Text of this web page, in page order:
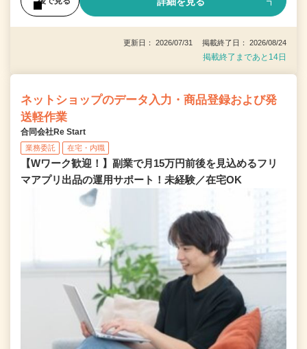
更新日： 2026/07/31 掲載終了日： 2026/08/24
掲載終了まであと14日
ネットショップのデータ入力・商品登録および発
送軽作業
合同会社Re Start
業務委託 在宅・内職
【Wワーク歓迎！】副業で月15万円前後を見込めるフリ
マアプリ出品の運用サポート！未経験／在宅OK